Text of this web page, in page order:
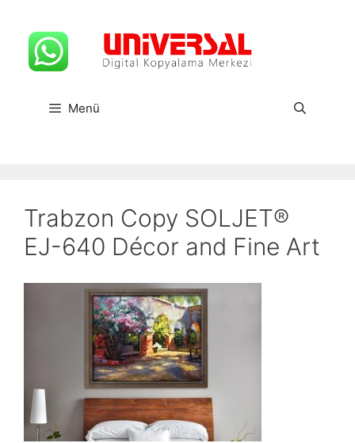
Menü
Trabzon Copy SOLJET®
EJ-640 Décor and Fine Art